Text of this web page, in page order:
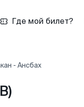
Где мой билет?
- Ансбах